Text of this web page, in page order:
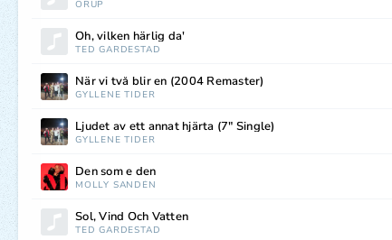
ORUP
Oh, vilken härlig da'
TED GÄRDESTAD
När vi två blir en (2004 Remaster)
GYLLENE TIDER
Ljudet av ett annat hjärta (7" Single)
GYLLENE TIDER
Den som e den
MOLLY SANDÉN
Sol, Vind Och Vatten
TED GÄRDESTAD